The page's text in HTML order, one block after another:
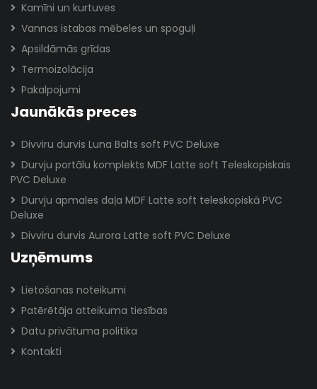
Kamīni un kurtuves
Vannas istabas mēbeles un spoguļi
Apsildāmās grīdas
Termoizolācija
Pakalpojumi
Jaunākās preces
Divviru durvis Luna Balts soft PVC Deluxe
Durvju portālu komplekts MDF Latte soft Teleskopiskais
PVC Deluxe
Durvju apmales daļa MDF Latte soft teleskopiskā PVC
Deluxe
Divviru durvis Aurora Latte soft PVC Deluxe
Uzņēmums
Lietošanas noteikumi
Patērētāja atteikuma tiesības
Datu privātuma politika
Kontakti